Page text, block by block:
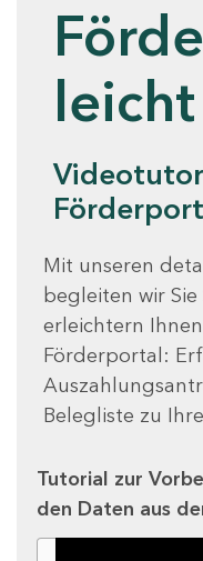
Mit unseren
begleiten wir
erleichtern
Förderportal:
Belegliste zu
Tutorial zur
den Daten aus